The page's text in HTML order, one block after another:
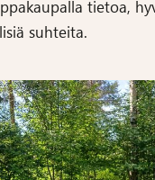
tietoa,
suhteita.